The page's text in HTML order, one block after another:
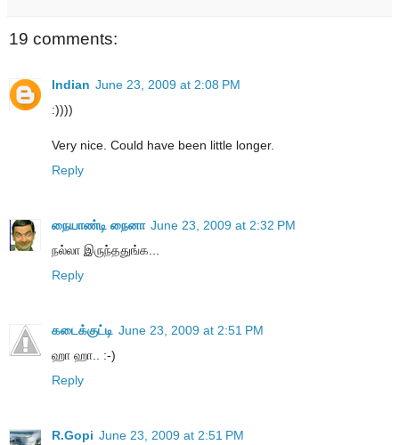
19 comments:
Indian June 23, 2009 at 2:08 PM
:))))
Very nice. Could have been little longer.
Reply
நையாண்டி நைனா June 23, 2009 at 2:32 PM
நல்லா இருந்ததுங்க...
Reply
கடைக்குட்டி June 23, 2009 at 2:51 PM
ஹா ஹா.. :-)
Reply
R.Gopi June 23, 2009 at 2:51 PM